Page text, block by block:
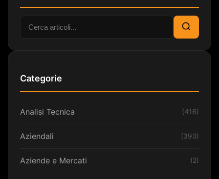
Cerca:
Cerca
Categorie
Analisi Tecnica (416)
Aziendali (393)
Aziende e Mercati (2)